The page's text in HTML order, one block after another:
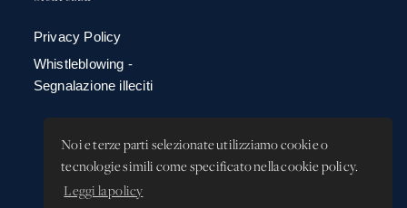
Noi e terze parti selezionate utilizziamo cookie o
tecnologie simili come specificato nella cookie policy.
Leggi la policy
Privacy Policy
Whistleblowing -
Segnalazione illeciti